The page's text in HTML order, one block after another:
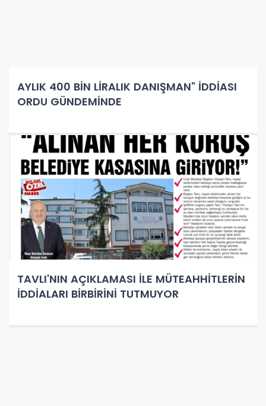
AYLIK 400 BİN LİRALIK DANIŞMAN" İDDİASI
ORDU GÜNDEMİNDE
TAVLI'NIN AÇIKLAMASI İLE MÜTEAHHİTLERİN
İDDİALARI BİRBİRİNİ TUTMUYOR